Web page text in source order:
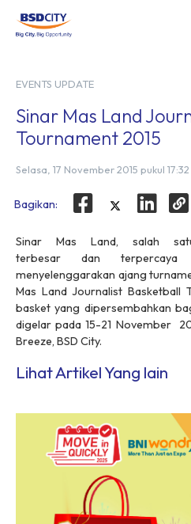
EVENTS UPDATE
Sinar Mas Land
Tournament 2015
Selasa, 17 November 2015 pukul 17:32
Bagikan:
Sinar Mas Land, salah
terbesar dan
menyelenggarakan ajang
Mas Land Journalist Basketball
basket yang dipersembahkan
digelar pada 15-21 November
Breeze, BSD City.
Lihat Artikel Yang lain